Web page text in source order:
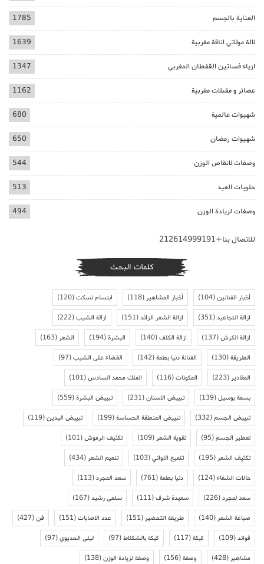
العناية بالجسم 1785
لالة مولاتي اناقة مغربية 1639
ازياء فساتين القفطان المغربي 1347
عصائر و مقبلات مغربية 1162
شهيوات عالمية 680
شهيوات رمضان 650
وصفات لانقاص الوزن 544
حلويات العيد 513
وصفات لزيادة الوزن 494
للاتصال بنا+212614999191
كلمات البحث
أخبار الفنانين(104) أخبار المشاهير(118) ابتسام تسكت(120)
ازالة التجاعيد(351) ازالة الشعر الزائد(151) ازالة الشيب(222)
ازالة الكرش(137) ازالة الكلف(140) البشرة(194) الشعر(163)
الطريقة(130) الفنانة دنيا بطمة(142) القضاء على الشيب(97)
المقادير(223) المكونات(116) الملك محمد السادس(101)
بسمة بوسيل(139) تبييض الاسنان(231) تبييض البشرة(559)
تبييض الجسم(332) تبييض المنطقة الحساسة(199) تبييض اليدين(119)
تعطير الجسم(95) تقوية الشعر(109) تكثيف الرموش(101)
تكثيف الشعر(195) تلميع الاواني(103) تنعيم الشعر(434)
حالات الشفاء(124) دنيا بطمة(761) سعد المجرد(113)
سعد لمجرد(226) سعيدة شرف(111) سلمى رشيد(167)
صباغة الشعر(140) طريقة التحضير(151) عدد الاصابات(151) فن(427)
فوائد(109) كيكة(117) كيكة بالشكلاط(97) ليلى الحديوي(97)
مشاهير(428) وصفة(156) وصفة لزيادة الوزن(138)